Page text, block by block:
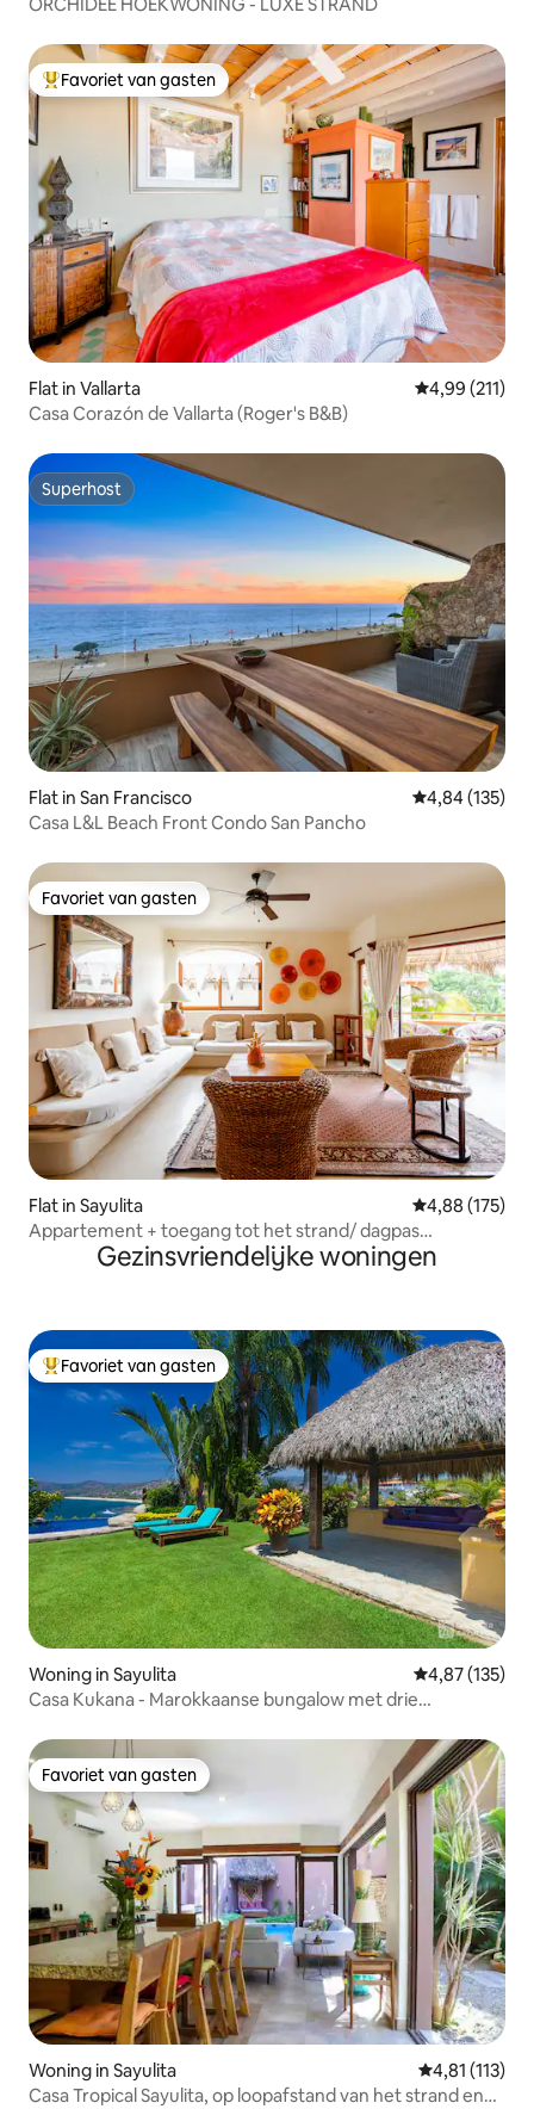
Topfavoriet van gasten
Favoriet van gasten
Flat in Vallarta Gemiddelde
4,99 (211)
Casa Corazón de Vallarta (Roger's B&B)
Superhost
Superhost
Flat in San Francisco Gemiddelde
4,84 (135)
Casa L&L Beach Front Condo San Pancho
Favoriet van gasten
Favoriet van gasten
Flat in Sayulita Gemiddelde
4,88 (175)
Appartement + toegang tot het strand/ dagpas
inbegrepenGezinsvriendelijke woningen
Topfavoriet van gasten
Favoriet van gasten
Woning in Sayulita Gemiddelde
4,87 (135)
Casa Kukana - Marokkaanse bungalow met drie
Favoriet van gasten
Favoriet van gasten
Woning in Sayulita Gemiddelde
4,81 (113)
Casa Tropical Sayulita, op loopafstand van het strand en